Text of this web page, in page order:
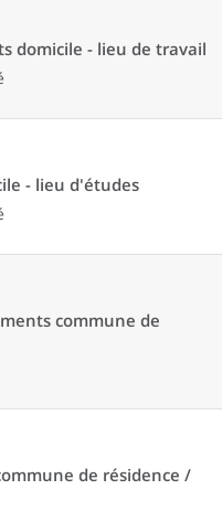
domicile - lieu de travail
- lieu d'études
commune de
de résidence /